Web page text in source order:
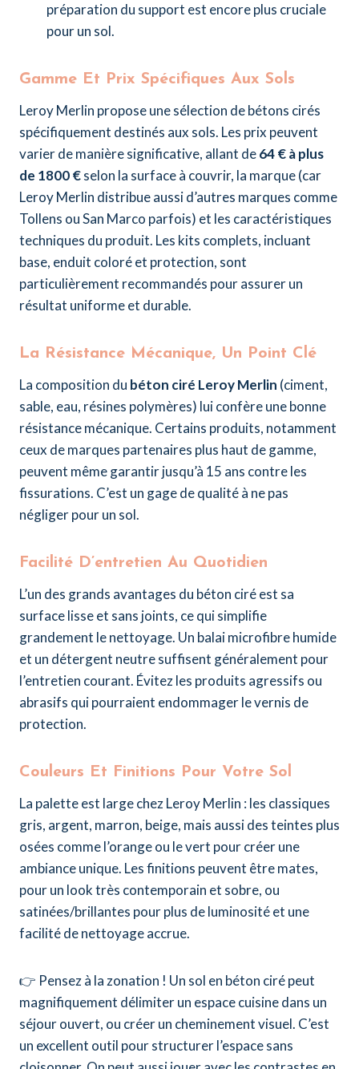
préparation du support est encore plus cruciale
pour un sol.
Gamme Et Prix Spécifiques Aux Sols
Leroy Merlin propose une sélection de bétons cirés
spécifiquement destinés aux sols. Les prix peuvent
varier de manière significative, allant de64 € à plus
de 1800 €selon la surface à couvrir, la marque (car
Leroy Merlin distribue aussi d’autres marques comme
Tollens ou San Marco parfois) et les caractéristiques
techniques du produit. Les kits complets, incluant
base, enduit coloré et protection, sont
particulièrement recommandés pour assurer un
résultat uniforme et durable.
La Résistance Mécanique, Un Point Clé
La composition du béton ciré Leroy Merlin (ciment,
sable, eau, résines polymères) lui confère une bonne
résistance mécanique. Certains produits, notamment
ceux de marques partenaires plus haut de gamme,
peuvent même garantir jusqu’à 15 ans contre les
fissurations. C’est un gage de qualité à ne pas
négliger pour un sol.
Facilité D’entretien Au Quotidien
L’un des grands avantages du béton ciré est sa
surface lisse et sans joints, ce qui simplifie
grandement le nettoyage. Un balai microfibre humide
et un détergent neutre suffisent généralement pour
l’entretien courant. Évitez les produits agressifs ou
abrasifs qui pourraient endommager le vernis de
protection.
Couleurs Et Finitions Pour Votre Sol
La palette est large chez Leroy Merlin : les classiques
gris, argent, marron, beige, mais aussi des teintes plus
osées comme l’orange ou le vert pour créer une
ambiance unique. Les finitions peuvent être mates,
pour un look très contemporain et sobre, ou
satinées/brillantes pour plus de luminosité et une
facilité de nettoyage accrue.
👉 Pensez à la zonation ! Un sol en béton ciré peut
magnifiquement délimiter un espace cuisine dans un
séjour ouvert, ou créer un cheminement visuel. C’est
un excellent outil pour structurer l’espace sans